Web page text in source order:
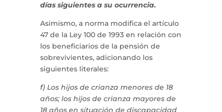
días siguientes a su ocurrencia.
Asimismo, a norma modifica el artículo
47 de la Ley 100 de 1993 en relación con
los beneficiarios de la pensión de
sobrevivientes, adicionando los
siguientes literales:
f) Los hijos de crianza menores de 18
años; los hijos de crianza mayores de
18 años en situación de discapacidad